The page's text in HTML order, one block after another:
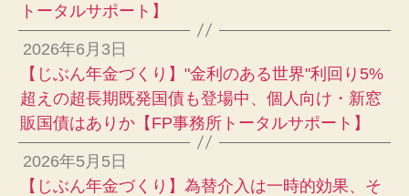
トータルサポート】
2026年6月3日
【じぶん年金づくり】"金利のある世界"利回り5%
超えの超長期既発国債も登場中、個人向け・新窓
販国債はありか【FP事務所トータルサポート】
2026年5月5日
【じぶん年金づくり】為替介入は一時的効果、そ